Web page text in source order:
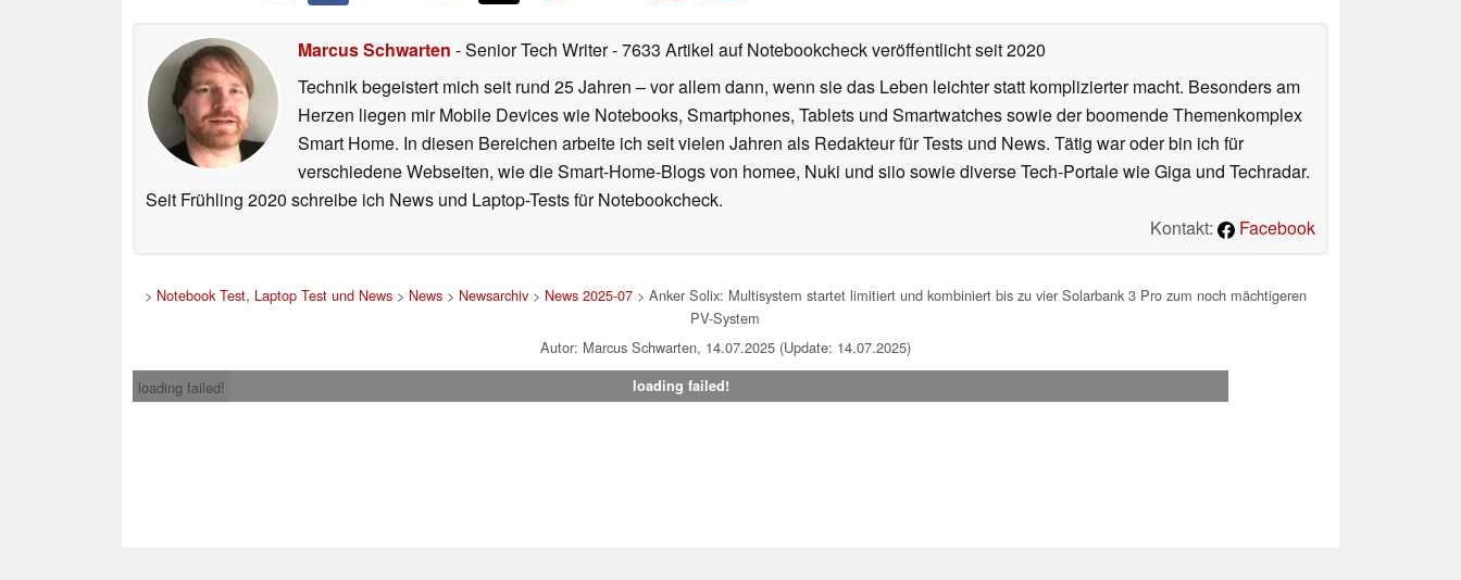
Marcus Schwarten - Senior Tech Writer- 7633 Artikel auf Notebookcheck veröffentlichtseit 2020
Technik begeistert mich seit rund 25 Jahren – vor allem dann, wenn sie das Leben leichter statt komplizierter macht. Besonders am
Herzen liegen mir Mobile Devices wie Notebooks, Smartphones, Tablets und Smartwatches sowie der boomende Themenkomplex
Smart Home. In diesen Bereichen arbeite ich seit vielen Jahren als Redakteur für Tests und News. Tätig war oder bin ich für
verschiedene Webseiten, wie die Smart-Home-Blogs von homee, Nuki und siio sowie diverse Tech-Portale wie Giga und Techradar.
Seit Frühling 2020 schreibe ich News und Laptop-Tests für Notebookcheck.
Kontakt:
Facebook
> Notebook Test, Laptop Test und News> News> Newsarchiv> News 2025-07> Anker Solix: Multisystem startet limitiert und kombiniert bis zu vier Solarbank 3 Pro zum noch mächtigeren
PV-System
Autor: Marcus Schwarten, 14.07.2025 (Update: 14.07.2025)
loading failed!
loading failed!